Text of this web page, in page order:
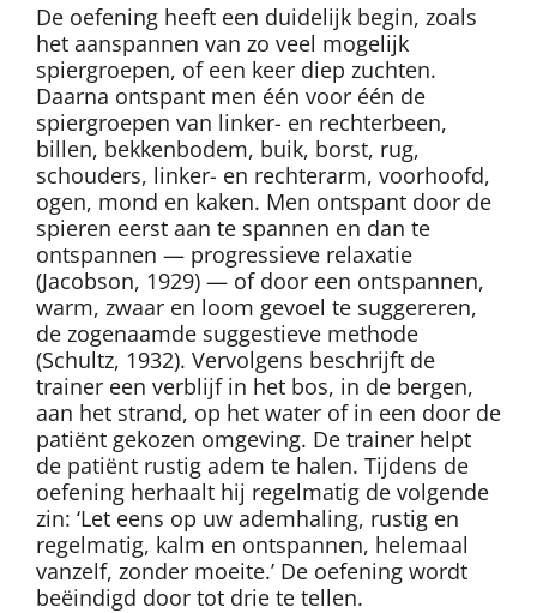
De oefening heeft een duidelijk begin, zoals
het aanspannen van zo veel mogelijk
spiergroepen, of een keer diep zuchten.
Daarna ontspant men één voor één de
spiergroepen van linker- en rechterbeen,
billen, bekkenbodem, buik, borst, rug,
schouders, linker- en rechterarm, voorhoofd,
ogen, mond en kaken. Men ontspant door de
spieren eerst aan te spannen en dan te
ontspannen — progressieve relaxatie
(Jacobson, 1929) — of door een ontspannen,
warm, zwaar en loom gevoel te suggereren,
de zogenaamde suggestieve methode
(Schultz, 1932). Vervolgens beschrijft de
trainer een verblijf in het bos, in de bergen,
aan het strand, op het water of in een door de
patiënt gekozen omgeving. De trainer helpt
de patiënt rustig adem te halen. Tijdens de
oefening herhaalt hij regelmatig de volgende
zin: ‘Let eens op uw ademhaling, rustig en
regelmatig, kalm en ontspannen, helemaal
vanzelf, zonder moeite.’ De oefening wordt
beëindigd door tot drie te tellen.